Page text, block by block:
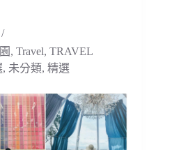
, Travel, TRAVEL
, 未分類, 精選